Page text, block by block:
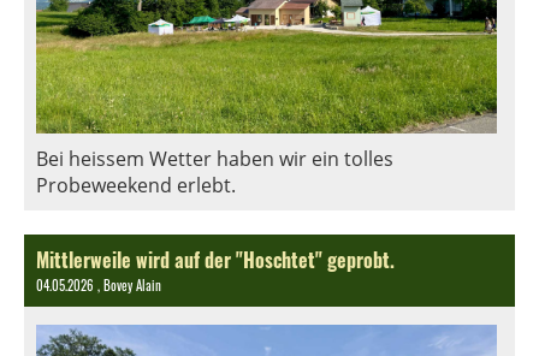
Bei heissem Wetter haben wir ein tolles
Probeweekend erlebt.
Mittlerweile wird auf der "Hoschtet" geprobt.
04.05.2026 , Bovey Alain